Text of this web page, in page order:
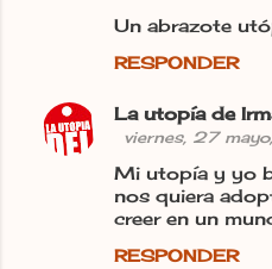
Un abrazote
RESPONDER
La utopía de
viernes, 27
Mi utopía y yo
nos quiera
creer en un
RESPONDER